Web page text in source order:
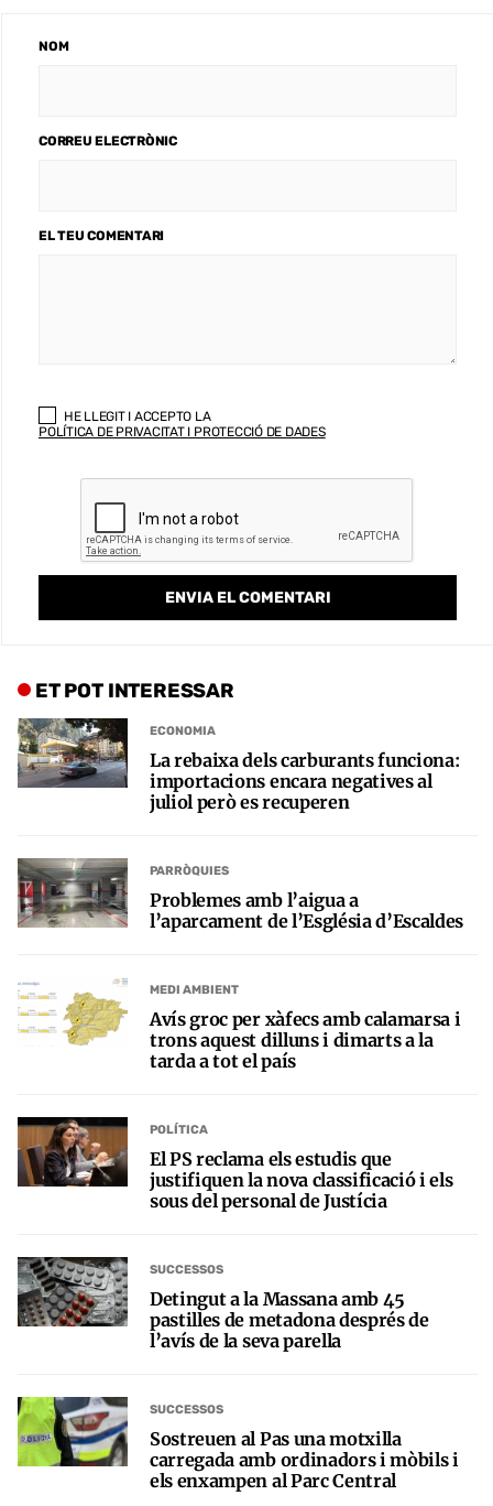
NOM
CORREU ELECTRÒNIC
EL TEU COMENTARI
HE LLEGIT I ACCEPTO LA
POLÍTICA DE PRIVACITAT I PROTECCIÓ DE DADES
ET POT INTERESSAR
ECONOMIA
La rebaixa dels carburants funciona:
importacions encara negatives al
juliol però es recuperen
PARRÒQUIES
Problemes amb l’aigua a
l’aparcament de l’Església d’Escaldes
MEDI AMBIENT
Avís groc per xàfecs amb calamarsa i
trons aquest dilluns i dimarts a la
tarda a tot el país
POLÍTICA
El PS reclama els estudis que
justifiquen la nova classificació i els
sous del personal de Justícia
SUCCESSOS
Detingut a la Massana amb 45
pastilles de metadona després de
l’avís de la seva parella
SUCCESSOS
Sostreuen al Pas una motxilla
carregada amb ordinadors i mòbils i
els enxampen al Parc Central